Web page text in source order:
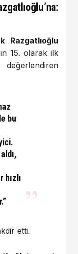
Razgatlıoğlu
15. olarak ilk
değerlendiren
bu
hızlı
etti.